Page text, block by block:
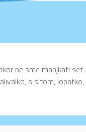
ne sme manjkati
s sitom,